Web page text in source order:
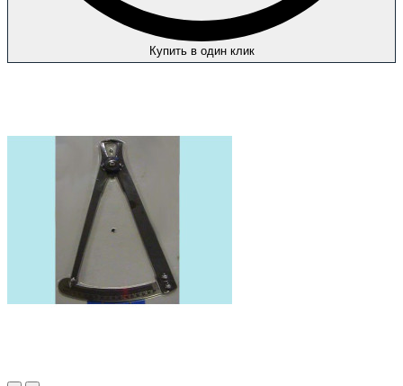
Купить в один клик